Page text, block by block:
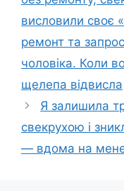
висловили своє
ремонт та
чоловіка. Коли
щелепа відвисла
Я залишила
свекрухою і
— вдома на